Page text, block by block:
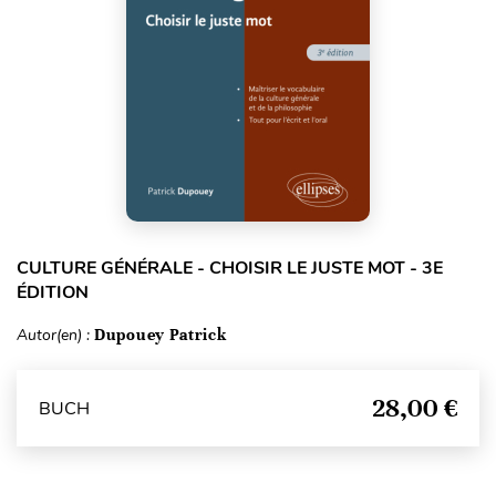
CULTURE GÉNÉRALE - CHOISIR LE JUSTE MOT - 3E
ÉDITION
Autor(en) : Dupouey Patrick
BUCH 28,00 €